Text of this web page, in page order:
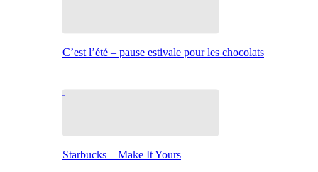
C’est l’été – pause estivale pour les chocolats
Starbucks – Make It Yours